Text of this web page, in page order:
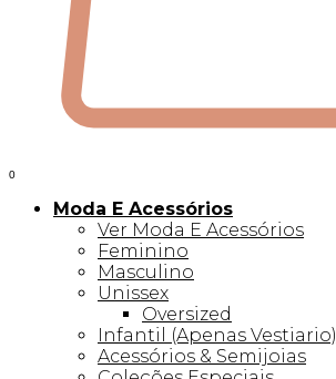
0
Moda E Acessórios
Ver Moda E Acessórios
Feminino
Masculino
Unissex
Oversized
Infantil (Apenas Vestiario)
Acessórios & Semijoias